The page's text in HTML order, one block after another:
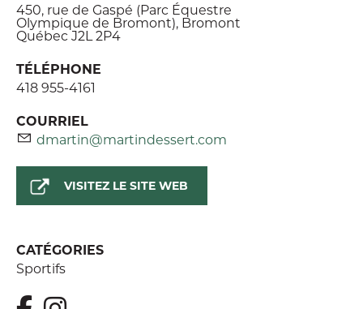
450, rue de Gaspé (Parc Équestre
Olympique de Bromont), Bromont
Québec J2L 2P4
TÉLÉPHONE
418 955-4161
COURRIEL
dmartin@martindessert.com
VISITEZ LE SITE WEB
CATÉGORIES
Sportifs